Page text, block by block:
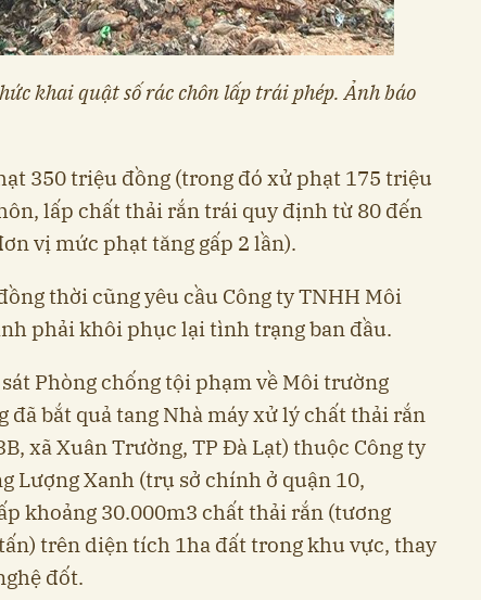
khai quật số rác chôn lấp trái phép. Ảnh báo
350 triệu đồng (trong đó xử phạt 175 triệu
lấp chất thải rắn trái quy định từ 80 đến
vị mức phạt tăng gấp 2 lần).
thời cũng yêu cầu Công ty TNHH Môi
phải khôi phục lại tình trạng ban đầu.
Phòng chống tội phạm về Môi trường
đã bắt quả tang Nhà máy xử lý chất thải rắn
xã Xuân Trường, TP Đà Lạt) thuộc Công ty
Lượng Xanh (trụ sở chính ở quận 10,
khoảng 30.000m3 chất thải rắn (tương
trên diện tích 1ha đất trong khu vực, thay
đốt.